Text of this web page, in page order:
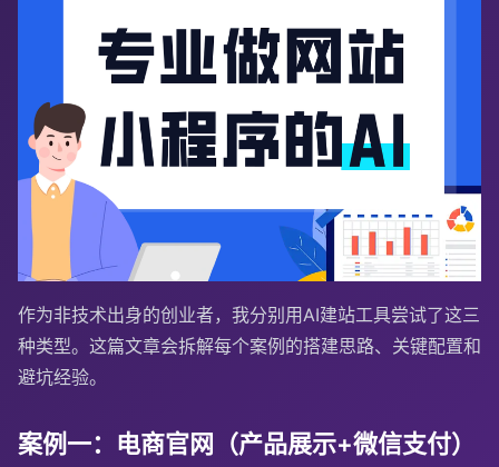
作为非技术出身的创业者，我分别用AI建站工具尝试了这三
种类型。这篇文章会拆解每个案例的搭建思路、关键配置和
避坑经验。
案例一：电商官网（产品展示+微信支付）